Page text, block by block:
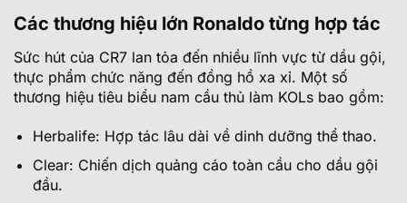
Các thương hiệu lớn Ronaldo từng hợp tác
Sức hút của CR7 lan tỏa đến nhiều lĩnh vực từ dầu gội,
thực phẩm chức năng đến đồng hồ xa xỉ. Một số
thương hiệu tiêu biểu nam cầu thủ làm KOLs bao gồm:
Herbalife: Hợp tác lâu dài về dinh dưỡng thể thao.
Clear: Chiến dịch quảng cáo toàn cầu cho dầu gội
đầu.